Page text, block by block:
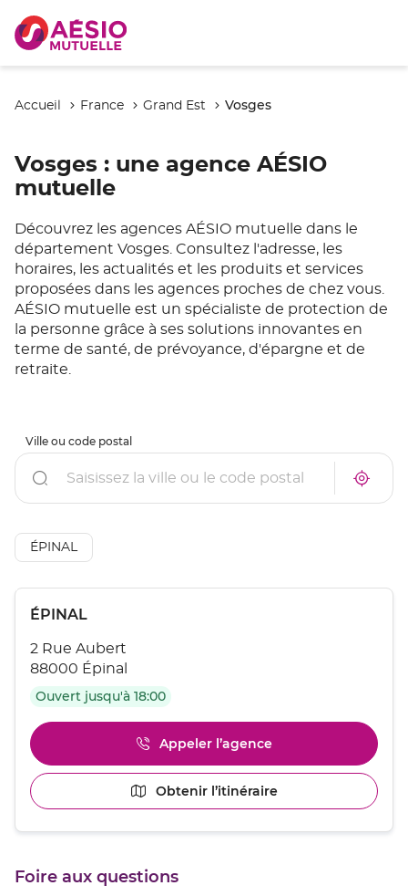
Accueil France Grand Est Vosges
Vosges : une agence AÉSIO
mutuelle
Découvrez les agences AÉSIO mutuelle dans le
département Vosges. Consultez l'adresse, les
horaires, les actualités et les produits et services
proposées dans les agences proches de chez vous.
AÉSIO mutuelle est un spécialiste de protection de
la personne grâce à ses solutions innovantes en
terme de santé, de prévoyance, d'épargne et de
retraite.
À
Ville ou code postal
Rechercher
un
de
vente
AÉSIO
ÉPINAL
sur
touche
ENTRÉE
pour
obtenir
plus
amples
informations
[ECHAP
pour
Point
vente
:
ÉPINAL
2 Rue Aubert
88000 Épinal
Ouvert jusqu'à 18:00
Appeler l’agence
Afficher
le
numéro
de
du
Obtenir l’itinéraire
jusqu'au
de
Foire aux questions